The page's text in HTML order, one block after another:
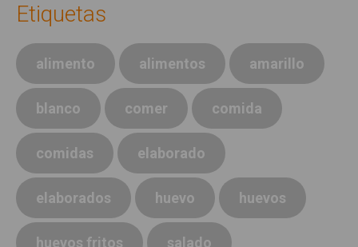
Etiquetas
alimento alimentos amarillo
blanco comer comida
comidas elaborado
elaborados huevo huevos
huevos fritos salado